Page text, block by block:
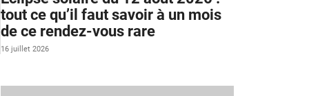
tout ce qu’il faut savoir à un mois
de ce rendez-vous rare
16 juillet 2026